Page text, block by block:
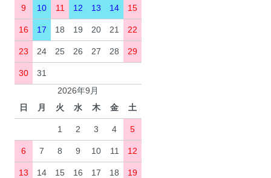
9 10 11 12 13 14 15
16 17 18 19 20 21 22
23 24 25 26 27 28 29
30
31
2026年9月
日
月 火 水 木 金 土
1 2 3 4 5
6 7 8 9 10 11 12
13 14 15 16 17 18 19